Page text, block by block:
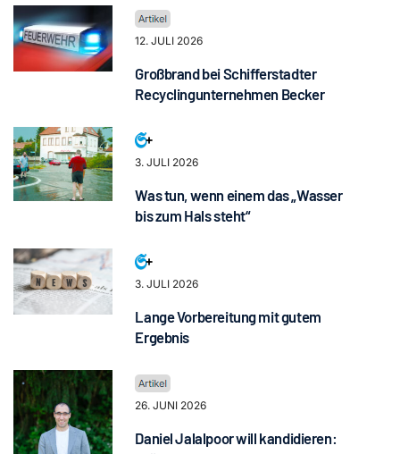
12. JULI 2026
Großbrand bei Schifferstadter
Recyclingunternehmen Becker
3. JULI 2026
Was tun, wenn einem das „Wasser
bis zum Hals steht“
3. JULI 2026
Lange Vorbereitung mit gutem
Ergebnis
26. JUNI 2026
Daniel Jalalpoor will kandidieren: